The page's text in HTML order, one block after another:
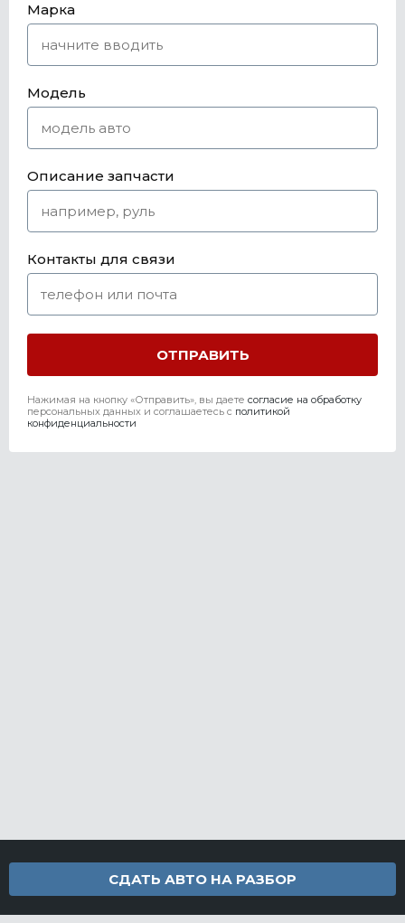
Марка
Модель
Описание запчасти
Контакты для связи
Нажимая на кнопку «Отправить», вы даете согласие на обработку
персональных данных и соглашаетесь c политикой
конфиденциальности
СДАТЬ АВТО НА РАЗБОР